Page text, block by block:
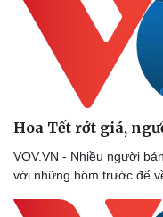
Hoa Tết rớt giá,
VOV.VN - Nhiều người
với những hôm trước để